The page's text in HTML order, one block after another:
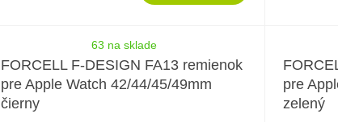
63 na sklade
FORCELL F-DESIGN FA13 remienok
pre Apple Watch 42/44/45/49mm
čierny
pre
zelený